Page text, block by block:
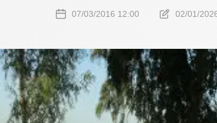
07/03/2016 12:00 02/01/